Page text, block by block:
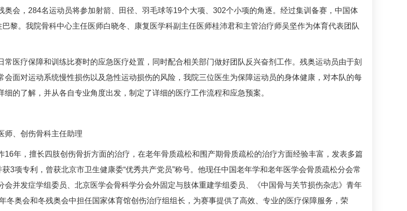
奥会，284名运动员将参加射箭、田径、羽毛球等19个大项、302个小项的角逐。经过集训备赛，中国体
黎。我院骨科中心主任医师白晓冬 康复医学科副主任医师桂沛君和主管治疗师吴坚作为体育代表团队
常医疗保障和训练比赛时的应急医疗处置，同时配合相关部门做好团队反兴奋剂工作。残奥运动员由于刻
会面对运动系统慢性损伤以及急性运动损伤的风险，我院三位医生为保障运动员的身体健康，对本队的每
细的了解，并从各自专业角度出发，制定了详细的医疗工作流程和应急预案。
师、创伤骨科主任助理
16年，擅长四肢创伤骨折方面的治疗，在老年骨质疏松和围产期骨质疏松的治疗方面经验丰富，发表多篇
3项专利，曾获北京市卫生健康委“优秀共产党员”称号。他现任中国老年学和老年医学会骨质疏松分会常
会并发症学组委员、北京医学会骨科学分会外固定与肢体重建学组委员、《中国骨与关节损伤杂志》青年
冬奥会和冬残奥会中担任国家体育馆创伤治疗组组长，为赛事提供了高效、专业的医疗保障服务，荣